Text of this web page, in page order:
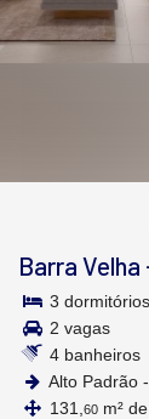
Barra Velha
3
2 vagas
4 banheiros
Alto Padrão
131, 60 m²